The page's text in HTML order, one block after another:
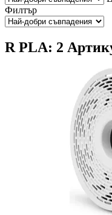
Филтър
R PLA: 2